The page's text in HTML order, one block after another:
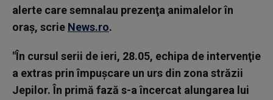
alerte care semnalau prezenţa animalelor în
oraş, scrie News.ro.
"În cursul serii de ieri, 28.05, echipa de intervenţie
a extras prin împuşcare un urs din zona străzii
Jepilor. În primă fază s-a încercat alungarea lui